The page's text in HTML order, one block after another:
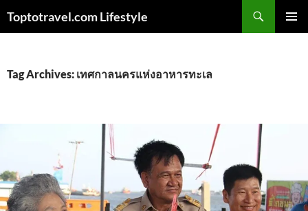
Toptotravel.com Lifestyle
Tag Archives: เทศกาลนครแห่งอาหารทะเล